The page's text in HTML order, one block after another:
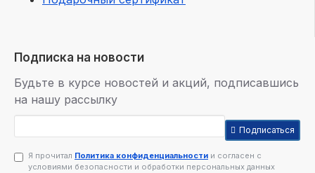
Подписка на новости
Будьте в курсе новостей и акций, подписавшись
на нашу рассылку
Подписаться
Я прочитал Политика конфиденциальности и согласен с
условиями безопасности и обработки персональных данных